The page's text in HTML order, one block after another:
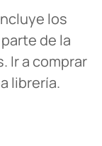
los
de la
Ir a comprar
librería.